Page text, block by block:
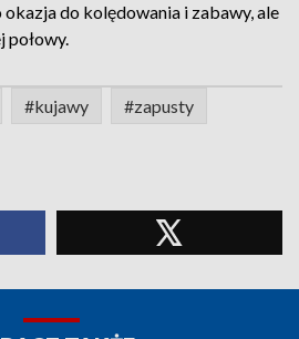
do kolędowania i zabawy, ale
połowy.
#kujawy #zapusty